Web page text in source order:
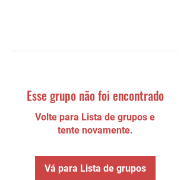
Esse grupo não foi encontrado
Volte para Lista de grupos e
tente novamente.
Vá para Lista de grupos